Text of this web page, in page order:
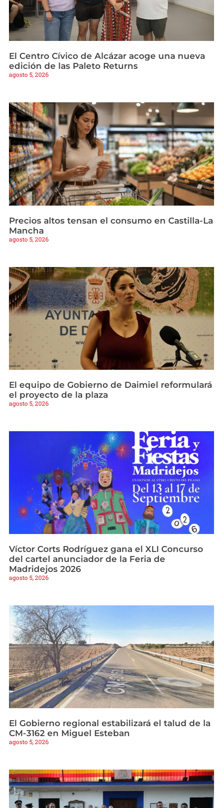
El Centro Cívico de Alcázar acoge una nueva
edición de las Paleto Returns
agosto 5, 2026
Precios altos tensan el consumo en Castilla-La
Mancha
agosto 5, 2026
El equipo de Gobierno de Daimiel reformulará
el proyecto de la plaza
agosto 5, 2026
Víctor Corts Rodríguez gana el XLI Concurso
del cartel anunciador de la Feria de
Madridejos 2026
agosto 5, 2026
El Gobierno regional estabilizará el talud de la
CM-3162 en Miguel Esteban
agosto 5, 2026